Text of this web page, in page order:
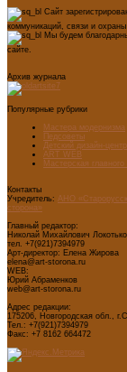
Сайт
коммуникаций, связи и
Мы будем
сайте.
Архив журнала
Популярные рубрики
Мастера модернизма
Педсоветы
Детский дизайн-центр
ART WEB
Мастерская главного
Контакты
Учредитель: АНО
сторона»
Главный редактор:
Николай Михайлович
тел. +7(921)7394979
Арт-директор: Елена Жирова
elena@art-storona.ru
WEB:
Юрий Абраменков
web@art-storona.ru
Адрес редакции:
175206, Новгородская обл.,
Тел.: +7(921)7394979
Факс: +7 8162 664472